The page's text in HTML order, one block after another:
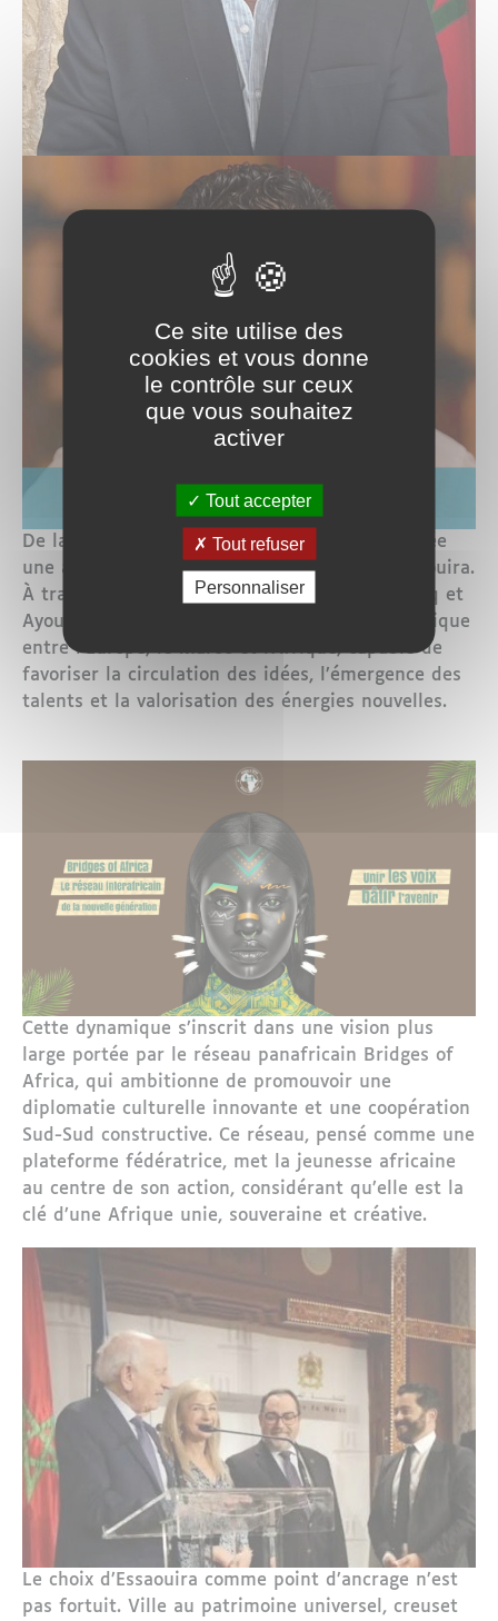
De la rencontre de ces deux trajectoires est née
une alliance inédite : le Pont Strasbourg–Essaouira.
À travers ISS et Yalla Mogador, Fayçal Marzouq et
Ayoub Koulli souhaitent ériger un pont symbolique
entre l’Europe, le Maroc et l’Afrique, capable de
favoriser la circulation des idées, l’émergence des
talents et la valorisation des énergies nouvelles.
Cette dynamique s’inscrit dans une vision plus
large portée par le réseau panafricain Bridges of
Africa, qui ambitionne de promouvoir une
diplomatie culturelle innovante et une coopération
Sud-Sud constructive. Ce réseau, pensé comme une
plateforme fédératrice, met la jeunesse africaine
au centre de son action, considérant qu’elle est la
clé d’une Afrique unie, souveraine et créative.
Le choix d’Essaouira comme point d’ancrage n’est
pas fortuit. Ville au patrimoine universel, creuset
Ce site utilise des
cookies et vous donne
le contrôle sur ceux
que vous souhaitez
activer
Tout accepter
Tout refuser
Personnaliser